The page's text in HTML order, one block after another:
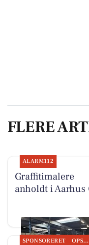
FLERE
ALARM112
Graffitimalere
anholdt i Aarhus
SPONSORERET OPSLAGSTAVLEN